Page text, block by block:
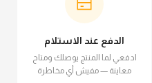
الدفع عند الاستلام
ادفعي لما المنتج يوصلك ومتاح
معاينة — مفيش أي مخاطرة